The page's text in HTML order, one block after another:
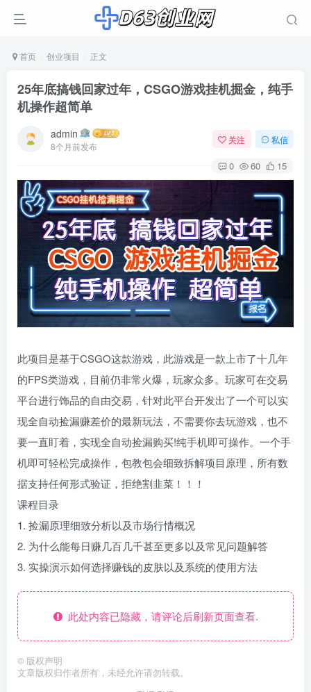
首页 创业项目 正文
25年底搞钱回家过年，CSGO游戏挂机掘金，纯手
机操作超简单
admin
8个月前发布
关注 私信
0 60 15
此项目是基于CSGO这款游戏，此游戏是一款上市了十几年
的FPS类游戏，目前仍非常火爆，玩家众多。玩家可在交易
平台进行饰品的自由交易，针对此平台开发出了一个可以实
现全自动捡漏赚差价的最新玩法，不需要你去玩游戏，也不
要一直盯着，实现全自动捡漏购买!纯手机即可操作。一个手
机即可轻松完成操作，包教包会细致拆解项目原理，所有数
据支持任何形式验证，拒绝割韭菜！！！
课程目录
1. 捡漏原理细致分析以及市场行情概况
2. 为什么能每日赚几百几千甚至更多以及常见问题解答
3. 实操演示如何选择赚钱的皮肤以及系统的使用方法
此处内容已隐藏，请评论后刷新页面查看.
© 版权声明
文章版权归作者所有，未经允许请勿转载。